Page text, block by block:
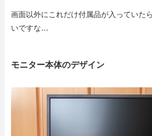
画面以外にこれだけ付属品が入っていた
いですな…
モニター本体のデザイン